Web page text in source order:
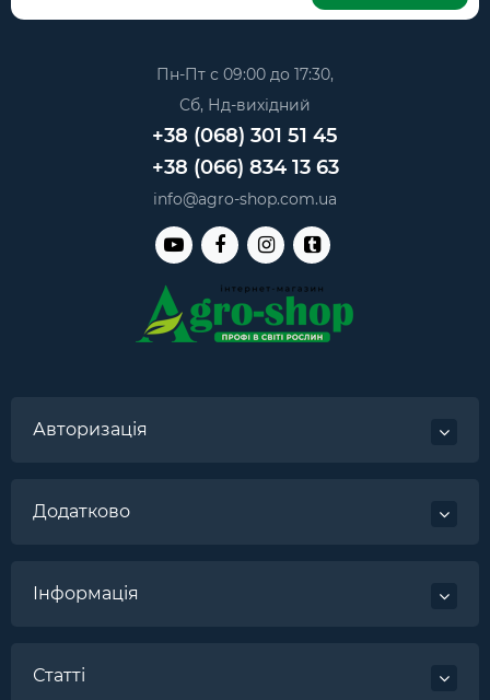
Пн-Пт с 09:00 до 17:30,
Сб, Нд-вихідний
+38 (068) 301 51 45
+38 (066) 834 13 63
info@agro-shop.com.ua
Авторизація
Додатково
Інформація
Статті